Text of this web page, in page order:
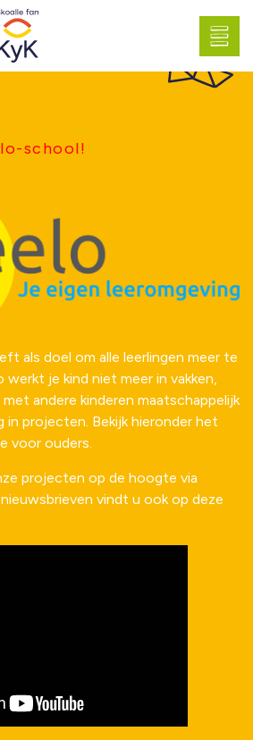
school!
als doel om alle leerlingen meer te
je kind niet meer in vakken,
andere kinderen maatschappelijk
in projecten. Bekijk hieronder het
voor ouders.
projecten op de hoogte via
vindt u ook op deze